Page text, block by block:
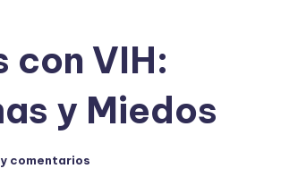
con VIH:
y Miedos
comentarios